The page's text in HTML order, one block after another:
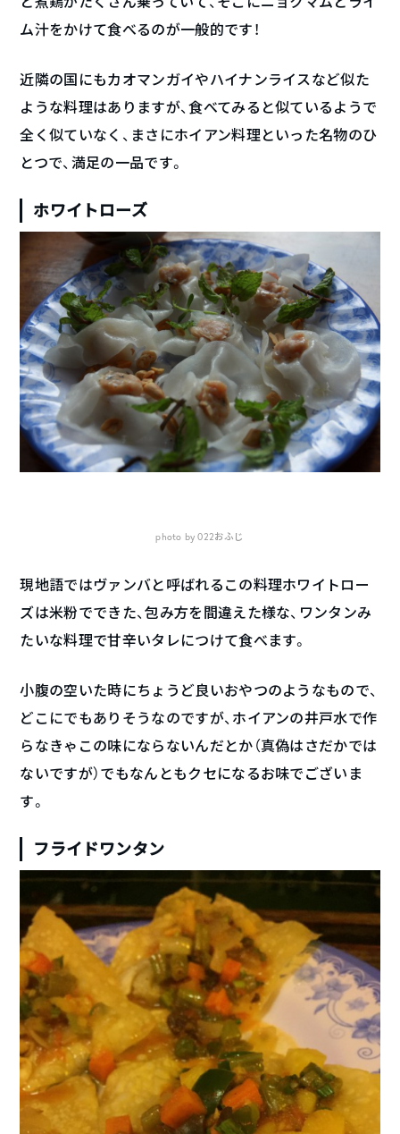
ム汁をかけて食べるのが一般的です！
近隣の国にもカオマンガイやハイナンライスなど似た
ような料理はありますが、食べてみると似ているようで
全く似ていなく、まさにホイアン料理といった名物のひ
とつで、満足の一品です。
ホワイトローズ
photo by 022おふじ
現地語ではヴァンバと呼ばれるこの料理ホワイトロー
ズは米粉でできた、包み方を間違えた様な、ワンタンみ
たいな料理で甘辛いタレにつけて食べます。
小腹の空いた時にちょうど良いおやつのようなもので、
どこにでもありそうなのですが、ホイアンの井戸水で作
らなきゃこの味にならないんだとか（真偽はさだかでは
ないですが）でもなんともクセになるお味でございま
す。
フライドワンタン